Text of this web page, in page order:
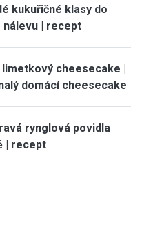
kukuřičné klasy do
| recept
cheesecake |
domácí cheesecake
rynglová povidla
| recept